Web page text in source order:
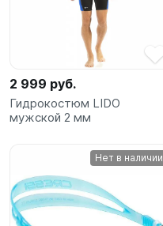
2 999 руб.
Гидрокостюм LIDO
мужской 2 мм
Нет в наличии